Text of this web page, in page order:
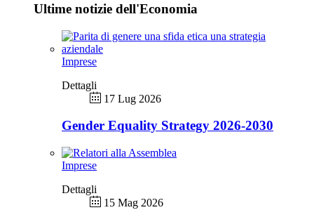
Ultime notizie dell'Economia
Imprese
Dettagli
17 Lug 2026
Gender Equality Strategy 2026-2030
Imprese
Dettagli
15 Mag 2026